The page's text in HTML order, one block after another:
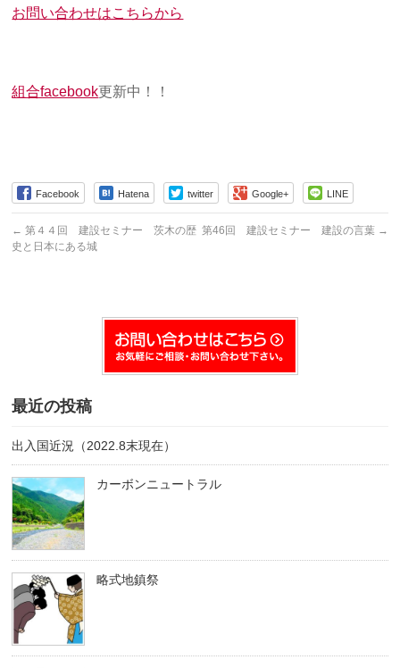
お問い合わせはこちらから
組合facebook更新中！！
Facebook Hatena twitter Google+ LINE
← 第４４回 建設セミナー 茨木の歴
史と日本にある城
第46回 建設セミナー 建設の言葉 →
最近の投稿
出入国近況（2022.8末現在）
カーボンニュートラル
略式地鎮祭